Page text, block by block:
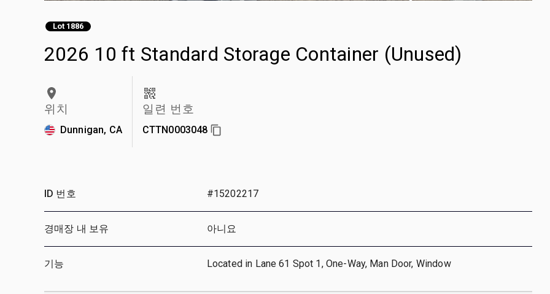
Lot 1886
2026 10 ft Standard Storage Container (Unused)
위치
Dunnigan, CA
일련 번호
CTTN0003048
ID 번호 #15202217
경매장 내 보유 아니요
기능 Located in Lane 61 Spot 1, One-Way, Man Door, Window